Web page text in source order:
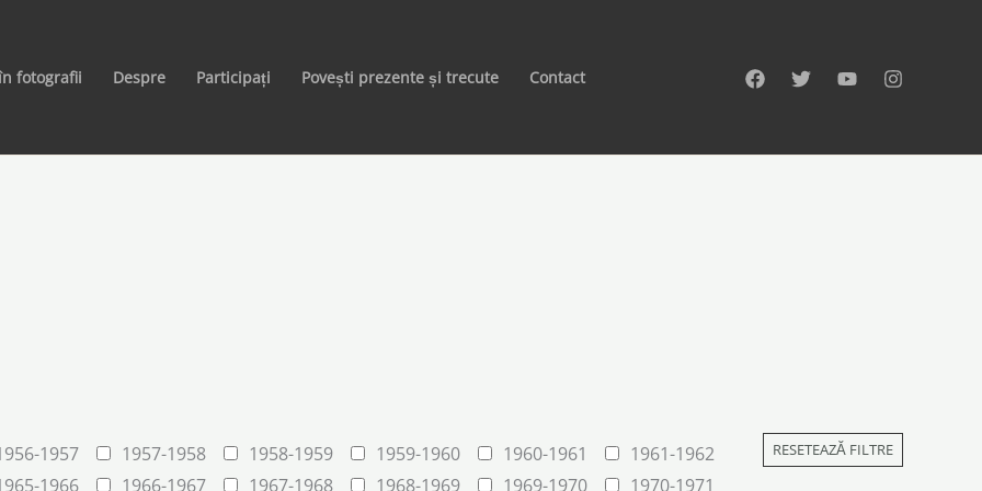
fotografii Despre Participați Povești prezente și trecute Contact
1957 1957-1958 1958-1959 1959-1960 1960-1961
1961-1962
1966 1966-1967 1967-1968 1968-1969 1969-1970
1970-1971
RESETEAZĂ FILTRE